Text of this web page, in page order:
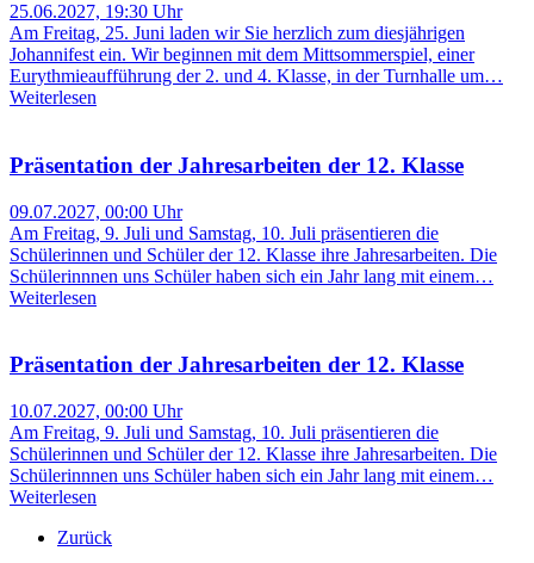
25.06.2027, 19:30 Uhr
Am Freitag, 25. Juni laden wir Sie herzlich zum diesjährigen
Johannifest ein. Wir beginnen mit dem Mittsommerspiel, einer
Eurythmieaufführung der 2. und 4. Klasse, in der Turnhalle um…
Weiterlesen
Präsentation der Jahresarbeiten der 12. Klasse
09.07.2027, 00:00 Uhr
Am Freitag, 9. Juli und Samstag, 10. Juli präsentieren die
Schülerinnen und Schüler der 12. Klasse ihre Jahresarbeiten. Die
Schülerinnnen uns Schüler haben sich ein Jahr lang mit einem…
Weiterlesen
Präsentation der Jahresarbeiten der 12. Klasse
10.07.2027, 00:00 Uhr
Am Freitag, 9. Juli und Samstag, 10. Juli präsentieren die
Schülerinnen und Schüler der 12. Klasse ihre Jahresarbeiten. Die
Schülerinnnen uns Schüler haben sich ein Jahr lang mit einem…
Weiterlesen
Zurück